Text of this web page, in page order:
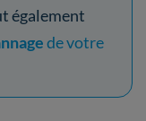
également
de votre